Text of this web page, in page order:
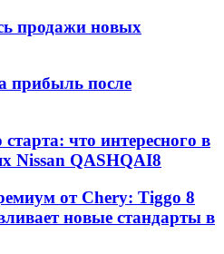
продажи новых
прибыль после
что интересного в
Nіssan QASHQAI8
от Chery: Tiggo 8
новые стандарты в